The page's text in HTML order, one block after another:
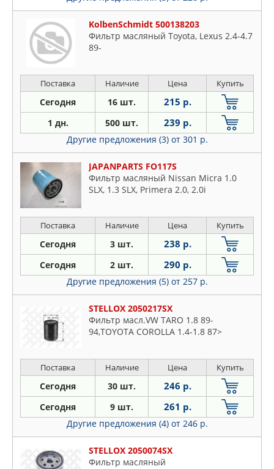
KolbenSchmidt 500138203
Фильтр масляный Toyota, Lexus 2.4-4.7
89-
Поставка Наличие Цена Купить
Сегодня 16 шт. 215 р.
1 дн. 500 шт. 239 р.
Другие предложения (3) от 301 р.
JAPANPARTS FO117S
Фильтр масляный Nissan Micra 1.0
SLX, 1.3 SLX, Primera 2.0, 2.0i
Поставка Наличие Цена Купить
Сегодня 3 шт. 238 р.
Сегодня 2 шт. 290 р.
Другие предложения (5) от 257 р.
STELLOX 2050217SX
Фильтр масл.VW TARO 1.8 89-
94,TOYOTA COROLLA 1.4-1.8 87>
Поставка Наличие Цена Купить
Сегодня 30 шт. 246 р.
Сегодня 9 шт. 261 р.
Другие предложения (4) от 246 р.
STELLOX 2050074SX
Фильтр масляный